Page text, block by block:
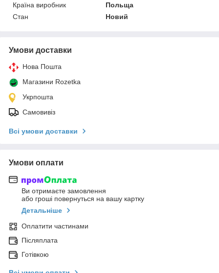
Країна виробник
Польща
Стан
Новий
Умови доставки
Нова Пошта
Магазини Rozetka
Укрпошта
Самовивіз
Всі умови доставки
Умови оплати
Ви отримаєте замовлення
або гроші повернуться на вашу картку
Детальніше
Оплатити частинами
Післяплата
Готівкою